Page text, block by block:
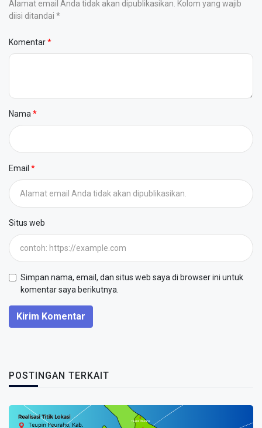
Alamat email Anda tidak akan dipublikasikan. Kolom yang wajib
diisi ditandai *
Komentar
Nama
Email
Situs web
Simpan nama, email, dan situs web saya di browser ini untuk
komentar saya berikutnya.
Kirim Komentar
POSTINGAN TERKAIT